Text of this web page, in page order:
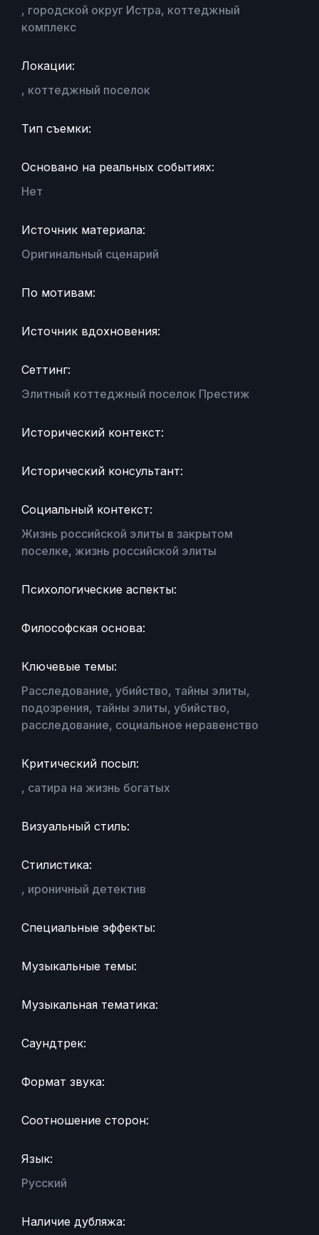
, городской округ Истра, коттеджный
комплекс
Локации:
, коттеджный поселок
Тип съемки:
Основано на реальных событиях:
Нет
Источник материала:
Оригинальный сценарий
По мотивам:
Источник вдохновения:
Сеттинг:
Элитный коттеджный поселок Престиж
Исторический контекст:
Исторический консультант:
Социальный контекст:
Жизнь российской элиты в закрытом
поселке, жизнь российской элиты
Психологические аспекты:
Философская основа:
Ключевые темы:
Расследование, убийство, тайны элиты,
подозрения, тайны элиты, убийство,
расследование, социальное неравенство
Критический посыл:
, сатира на жизнь богатых
Визуальный стиль:
Стилистика:
, ироничный детектив
Специальные эффекты:
Музыкальные темы:
Музыкальная тематика:
Саундтрек:
Формат звука:
Соотношение сторон:
Язык:
Русский
Наличие дубляжа: